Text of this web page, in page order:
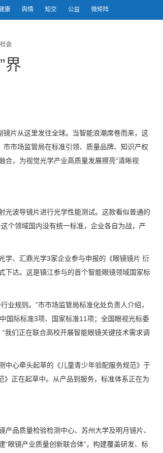
康 舆情 知交 公益 微矩阵
会
界
片从这里发往全球。当智能浪潮席卷而来，这
市场监管局在标准引领、质量品牌、知识产权
，为视觉光学产业高质量发展擦亮“清晰视
光波导镜片进行光学性能测试。这款看似普通的
个领域国内没有统一标准，企业各自为战，产
学、汇鼎光学3家企业参与申报的《眼镜镜片 衍
下达。这是镇江参与的首个智能眼镜领域国家标
业规则。”市市场监管局标准化处负责人介绍，
国际标准3项、国家标准11项；全国眼视光标委
我们正在联合高校开展智能眼镜关键技术需求调
中心牵头起草的《儿童青少年验配服务规范》于
正在起草中。从产品到服务，标准体系正在为
品质量检验检测中心、苏州大学及明月镜片、
眼镜产业质量创新联合体”，构建覆盖研发、标